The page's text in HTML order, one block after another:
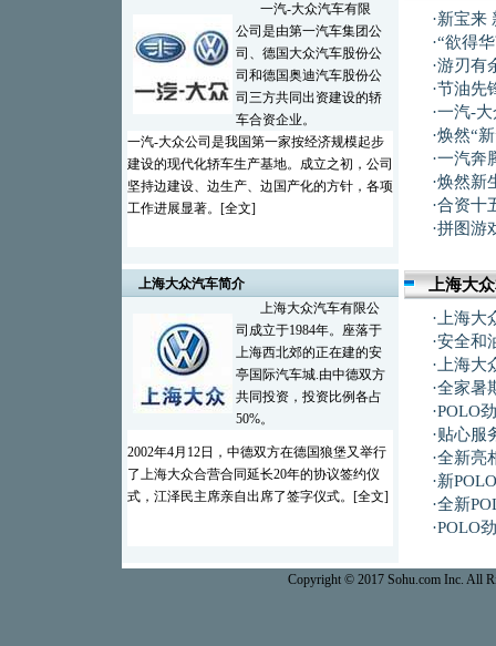
一汽-大众汽车有限
公司是由第一汽车集团公
司、德国大众汽车股份公
司和德国奥迪汽车股份公
司三方共同出资建设的轿
车合资企业。
一汽-大众公司是我国第一家按经济规模起步
建设的现代化轿车生产基地。成立之初，公司
坚持边建设、边生产、边国产化的方针，各项
工作进展显著。[全文]
·新宝来
·“欲得
·游刃有
·节油先
·一汽-
·焕然“
·一汽奔
·焕然新
·合资十
·拼图游
上海大众汽车简介
上海大众汽车有限公
司成立于1984年。座落于
上海西北郊的正在建的安
亭国际汽车城.由中德双方
共同投资，投资比例各占
50%。
2002年4月12日，中德双方在德国狼堡又举行
了上海大众合营合同延长20年的协议签约仪
式，江泽民主席亲自出席了签字仪式。[全文]
上海大
· 上海
·安全和
· 上海
·全家暑
·POLO
·贴心服
·全新亮
·新
·全新
·POLO
Copyright © 2017 Sohu.com Inc. All